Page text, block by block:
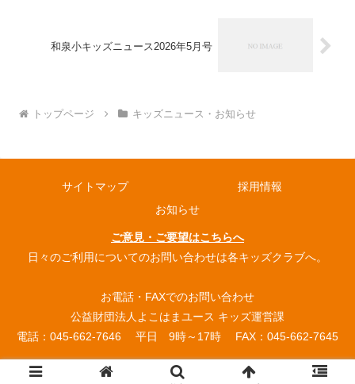
和泉小キッズニュース2026年5月号
トップページ キッズニュース・お知らせ
サイトマップ
採用情報
お知らせ
ご意見・ご要望はこちらへ
日々のご利用についてのお問い合わせは各キッズクラブへ。
お電話・FAXでのお問い合わせ
公益財団法人よこはまユース キッズ運営課
電話：045-662-7646 平日 9時～17時 FAX：045-662-7645
© 2004 よこはまユース放課後キッズクラブ